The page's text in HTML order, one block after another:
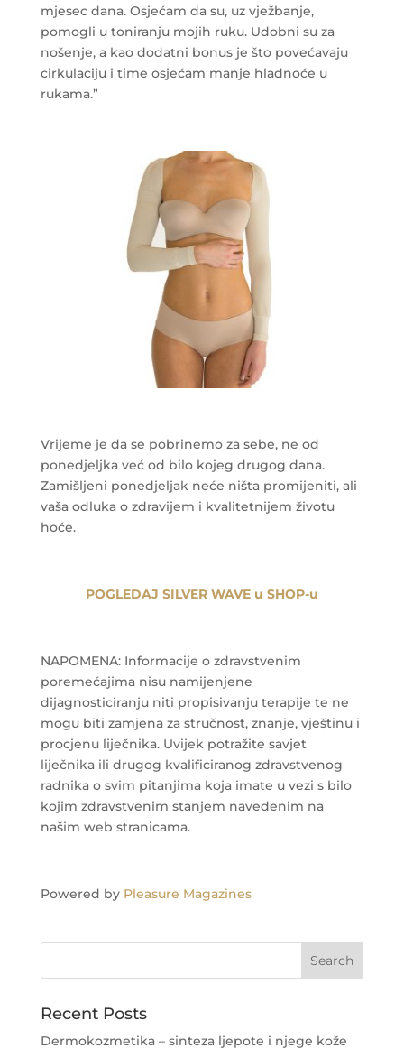
mjesec dana. Osjećam da su, uz vježbanje,
pomogli u toniranju mojih ruku. Udobni su za
nošenje, a kao dodatni bonus je što povećavaju
cirkulaciju i time osjećam manje hladnoće u
rukama.”
Vrijeme je da se pobrinemo za sebe, ne od
ponedjeljka već od bilo kojeg drugog dana.
Zamišljeni ponedjeljak neće ništa promijeniti, ali
vaša odluka o zdravijem i kvalitetnijem životu
hoće.
POGLEDAJ SILVER WAVE u SHOP-u
NAPOMENA: Informacije o zdravstvenim
poremećajima nisu namijenjene
dijagnosticiranju niti propisivanju terapije te ne
mogu biti zamjena za stručnost, znanje, vještinu i
procjenu liječnika. Uvijek potražite savjet
liječnika ili drugog kvalificiranog zdravstvenog
radnika o svim pitanjima koja imate u vezi s bilo
kojim zdravstvenim stanjem navedenim na
našim web stranicama.
Powered by Pleasure Magazines
Recent Posts
Dermokozmetika – sinteza ljepote i njege kože